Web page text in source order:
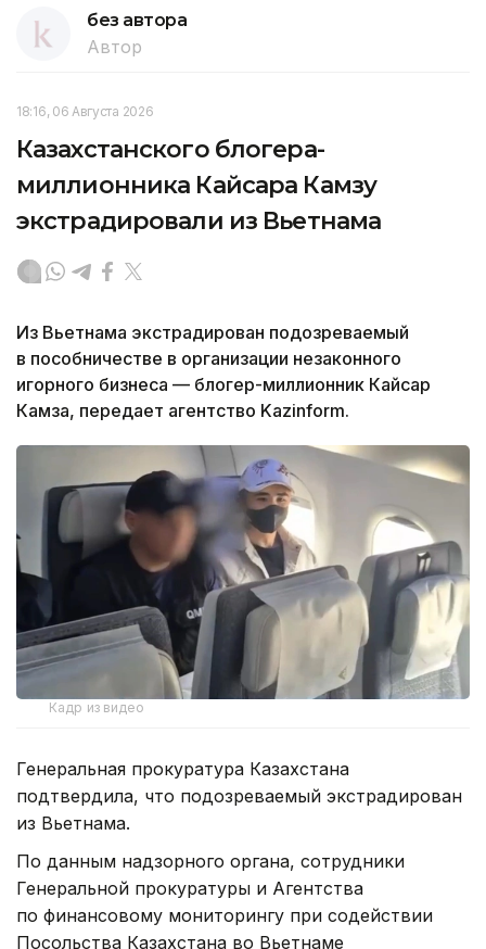
без автора
Автор
18:16, 06 Августа 2026
Казахстанского блогера-
миллионника Кайсара Камзу
экстрадировали из Вьетнама
Из Вьетнама экстрадирован подозреваемый
в пособничестве в организации незаконного
игорного бизнеса — блогер-миллионник Кайсар
Камза, передает агентство Kazinform.
Кадр из видео
Генеральная прокуратура Казахстана
подтвердила, что подозреваемый экстрадирован
из Вьетнама.
По данным надзорного органа, сотрудники
Генеральной прокуратуры и Агентства
по финансовому мониторингу при содействии
Посольства Казахстана во Вьетнаме